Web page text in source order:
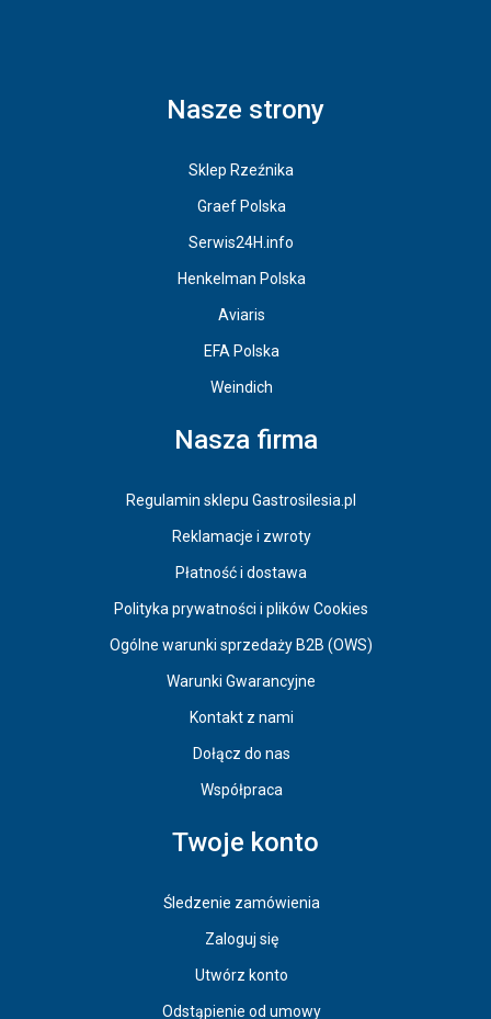
Nasze strony
Sklep Rzeźnika
Graef Polska
Serwis24H.info
Henkelman Polska
Aviaris
EFA Polska
Weindich
Nasza firma
Regulamin sklepu Gastrosilesia.pl
Reklamacje i zwroty
Płatność i dostawa
Polityka prywatności i plików Cookies
Ogólne warunki sprzedaży B2B (OWS)
Warunki Gwarancyjne
Kontakt z nami
Dołącz do nas
Współpraca
Twoje konto
Śledzenie zamówienia
Zaloguj się
Utwórz konto
Odstąpienie od umowy